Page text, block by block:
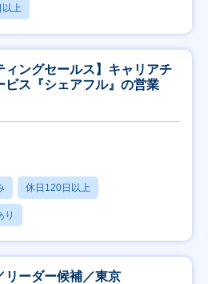
上
ングセールス】キャリアチ
ビス『シェアフル』の営業
休日120日以上
り
リーダー候補／東京